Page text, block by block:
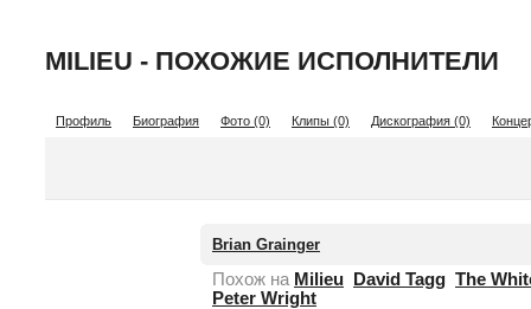
MILIEU - ПОХОЖИЕ ИСПОЛНИТЕЛИ
Профиль Биография Фото (0) Клипы (0) Дискография (0)
Brian Grainger
Похож на Milieu David Tagg The
Peter Wright